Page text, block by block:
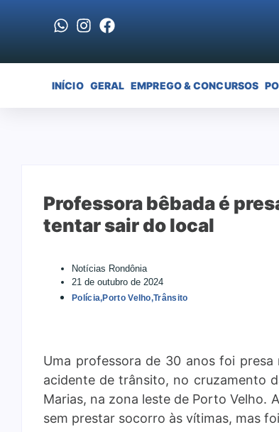
INÍCIO GERAL EMPREGO & CONCURSOS
Professora bêbada é
tentar sair do local
Notícias Rondônia
21 de outubro de 2024
Polícia,Porto Velho,Trânsito
Uma professora de 30 anos foi
acidente de trânsito, no cruzamento
Marias, na zona leste de Porto Velho.
sem prestar socorro às vítimas, mas